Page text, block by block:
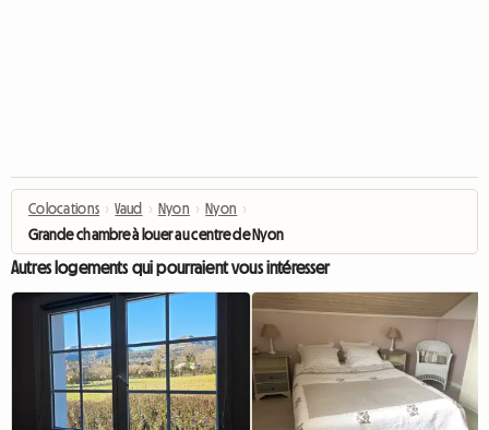
Colocations › Vaud › Nyon › Nyon ›
Grande chambre à louer au centre de Nyon
Autres logements qui pourraient vous intéresser